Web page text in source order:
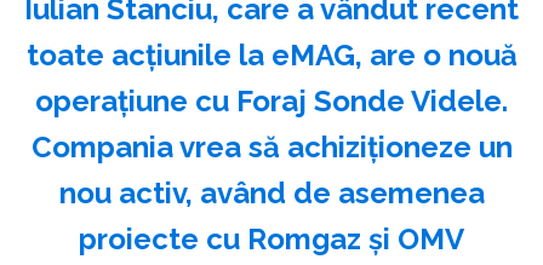
Iulian Stanciu, care a vândut recent
toate acțiunile la eMAG, are o nouă
operațiune cu Foraj Sonde Videle.
Compania vrea să achiziționeze un
nou activ, având de asemenea
proiecte cu Romgaz și OMV